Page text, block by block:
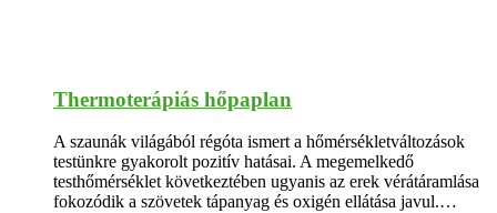
Thermoterápiás hőpaplan
A szaunák világából régóta ismert a hőmérsékletváltozások
testünkre gyakorolt pozitív hatásai. A megemelkedő
testhőmérséklet következtében ugyanis az erek vérátáramlása
fokozódik a szövetek tápanyag és oxigén ellátása javul.…